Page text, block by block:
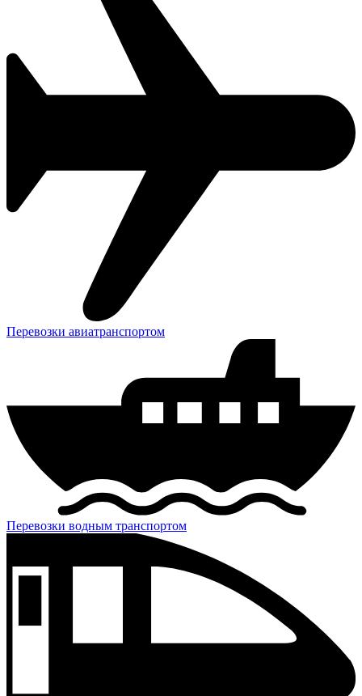
Перевозки авиатранспортом
Перевозки водным транспортом